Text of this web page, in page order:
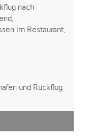
nach
im Restaurant,
und Rückflug